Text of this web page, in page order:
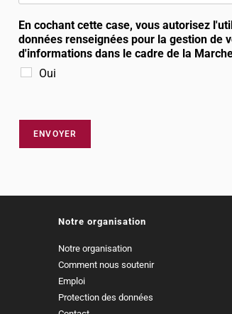
En cochant cette case, vous autorisez
données renseignées pour la gestion de
d'informations dans le cadre de la
Oui
ENVOYER
Notre organisation
Notre organisation
Comment nous soutenir
Emploi
Protection des données